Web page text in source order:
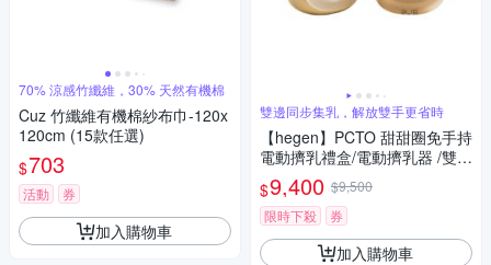
70% 涼感竹纖維，30% 天然有機棉
Cuz 竹纖維有機棉紗布巾-120x
120cm (15款任選)
$703
活動 券
加入購物車
雙邊同步集乳，解放雙手更省時
【hegen】PCTO 甜甜圈免手持
電動擠乳禮盒/電動擠乳器 /雙邊
擠乳器 /集乳器推薦 /母乳儲存
罐 /哺乳媽媽用品
$9,400 $9,500
限時下殺
券
加入購物車